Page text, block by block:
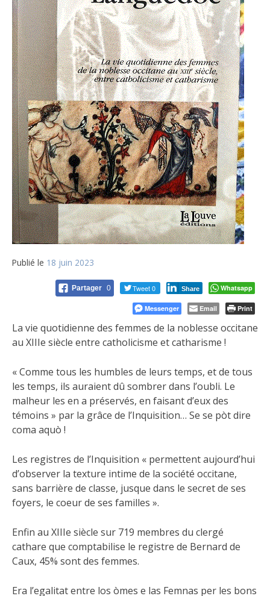
Publié le 18 juin 2023
Partager 0 Tweet 0 Share Whatsapp
Messenger Email Print
La vie quotidienne des femmes de la noblesse occitane
au XIIIe siècle entre catholicisme et catharisme !
« Comme tous les humbles de leurs temps, et de tous
les temps, ils auraient dû sombrer dans l’oubli. Le
malheur les en a préservés, en faisant d’eux des
témoins » par la grâce de l’Inquisition… Se se pòt dire
coma aquò !
Les registres de l’Inquisition « permettent aujourd’hui
d’observer la texture intime de la société occitane,
sans barrière de classe, jusque dans le secret de ses
foyers, le coeur de ses familles ».
Enfin au XIIIe siècle sur 719 membres du clergé
cathare que comptabilise le registre de Bernard de
Caux, 45% sont des femmes.
Era l’egalitat entre los òmes e las Femnas per les bons